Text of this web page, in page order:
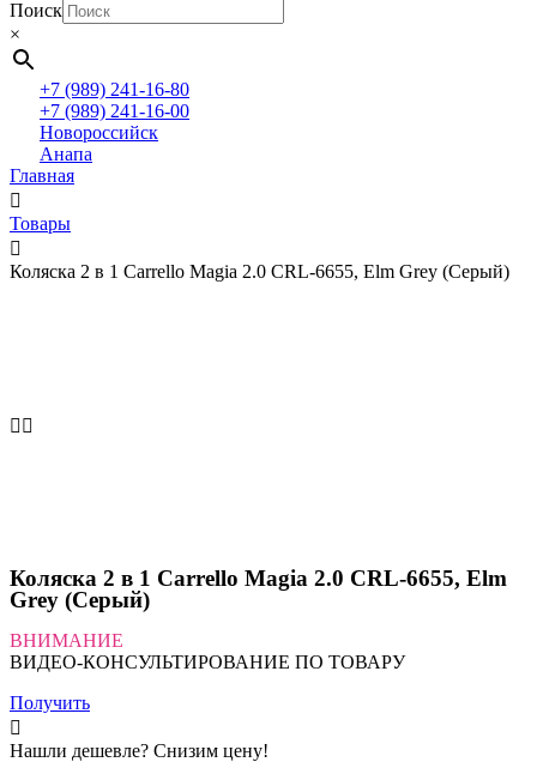
Поиск
×
+7 (989) 241-16-80
+7 (989) 241-16-00
Новороссийск
Анапа
Главная
Товары
Коляска 2 в 1 Carrello Magia 2.0 CRL-6655, Elm Grey (Серый)
Коляска 2 в 1 Carrello Magia 2.0 CRL-6655, Elm
Grey (Серый)
ВНИМАНИЕ
ВИДЕО-КОНСУЛЬТИРОВАНИЕ ПО ТОВАРУ
Получить
Нашли дешевле? Снизим цену!